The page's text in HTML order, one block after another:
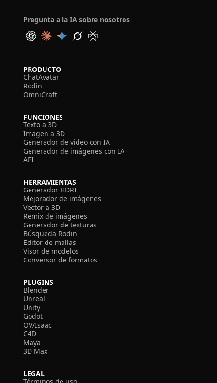
Pregunta a la IA sobre nosotros
PRODUCTO
ChatAvatar
Rodin
OmniCraft
FUNCIONES
Texto a 3D
Imagen a 3D
Generador de video con IA
Generador de imágenes con IA
API
HERRAMIENTAS
Generador HDRI
Mejorador de imágenes
Vector a 3D
Remix de imágenes
Generador de texturas
Búsqueda Rodin
Editor de mallas
Visor de modelos
Conversor de formatos
PLUGINS
Blender
Unreal
Unity
Godot
OV/Isaac
C4D
Maya
3D Max
LEGAL